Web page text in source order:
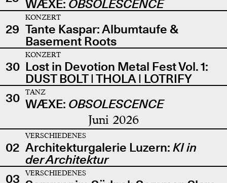
WÆXE: OBSOLESCENCE
29
KONZERT
Tante Kaspar: Albumtaufe &
Basement Roots
30
KONZERT
Lost in Devotion Metal Fest Vol. 1:
DUST BOLT | THOLA | LOTRIFY
30
TANZ
WÆXE: OBSOLESCENCE
Juni 2026
02
VERSCHIEDENES
Architekturgalerie Luzern: KI in
der Architektur
03
VERSCHIEDENES